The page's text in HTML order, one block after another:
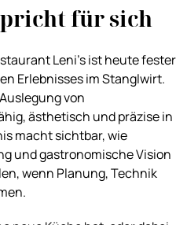
für sich
Leni’s ist heute fester
Erlebnisses im Stanglwirt.
von
ästhetisch und präzise in
macht sichtbar, wie
und gastronomische Vision
wenn Planung, Technik